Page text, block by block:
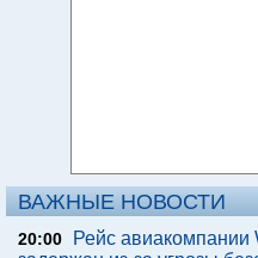
ВАЖНЫЕ НОВОСТИ
20:00
Рейс авиакомпании